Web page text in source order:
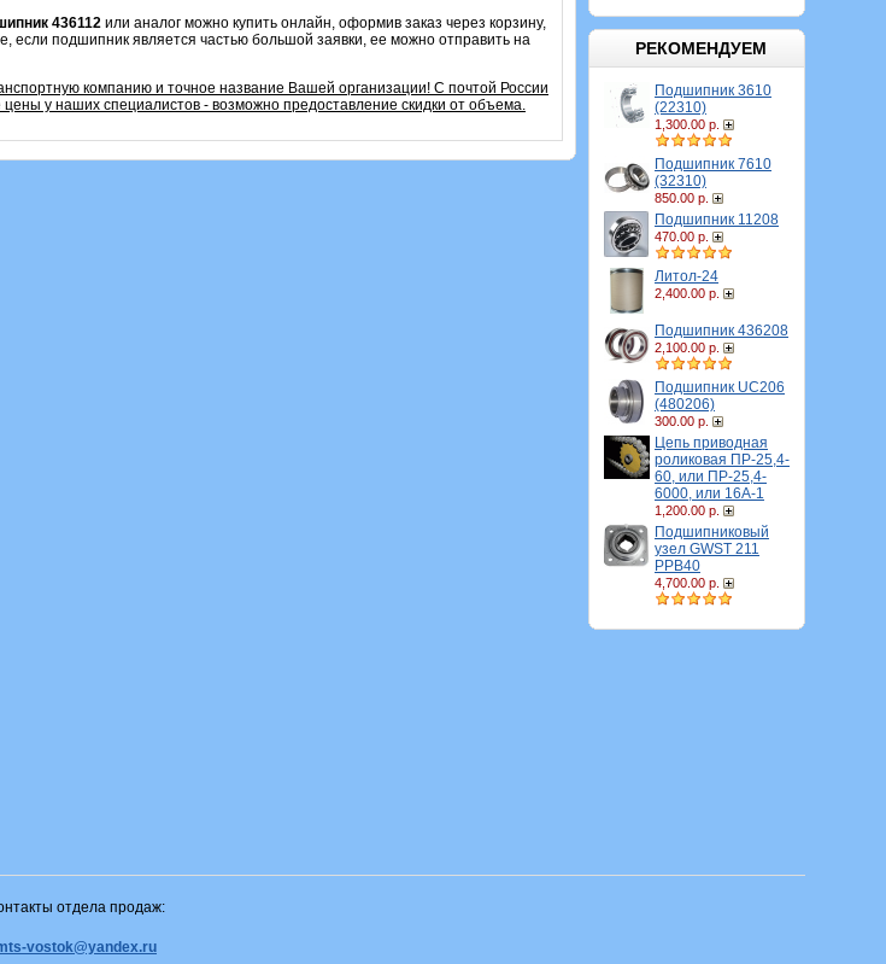
РЕКОМЕНДУЕМ
Подшипник 3610
(22310)
1,300.00 р.
Подшипник 7610
(32310)
850.00 р.
Подшипник 11208
470.00 р.
Литол-24
2,400.00 р.
Подшипник 436208
2,100.00 р.
Подшипник UC206
(480206)
300.00 р.
Цепь приводная
роликовая ПР-25,4-
60, или ПР-25,4-
6000, или 16A-1
1,200.00 р.
Подшипниковый
узел GWST 211
PPB40
4,700.00 р.
436112 или аналог можно купить онлайн, оформив заказ через корзину,
если подшипник является частью большой заявки, ее можно отправить на
компанию и точное название Вашей организации! С почтой России
у наших специалистов - возможно предоставление скидки от объема.
отдела продаж:
vostok@yandex.ru